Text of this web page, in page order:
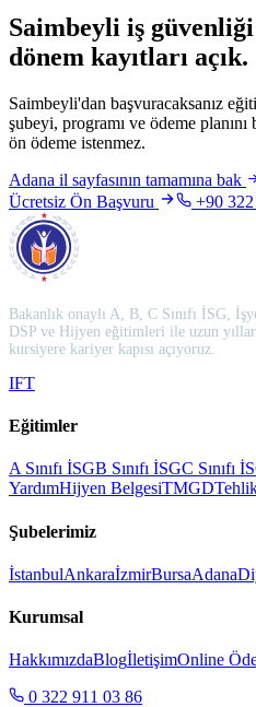
Saimbeyli iş
dönem kayıtları açık.
Saimbeyli'dan başvuracaksanız
şubeyi, programı ve ödeme
ön ödeme istenmez.
Adana il sayfasının tamamına bak
Ücretsiz Ön Başvuru
+90
Bakanlık onaylı A, B, C Sınıfı İSG,
DSP ve Hijyen eğitimleri ile uzun
kursiyere kariyer kapısı açıyoruz.
IFT
Eğitimler
A Sınıfı İSGB Sınıfı İSGC Sınıfı
YardımHijyen BelgesiTMGD
Şubelerimiz
İstanbulAnkaraİzmirBursaAdana
Kurumsal
HakkımızdaBlogİletişimOnline
0 322 911 03 86